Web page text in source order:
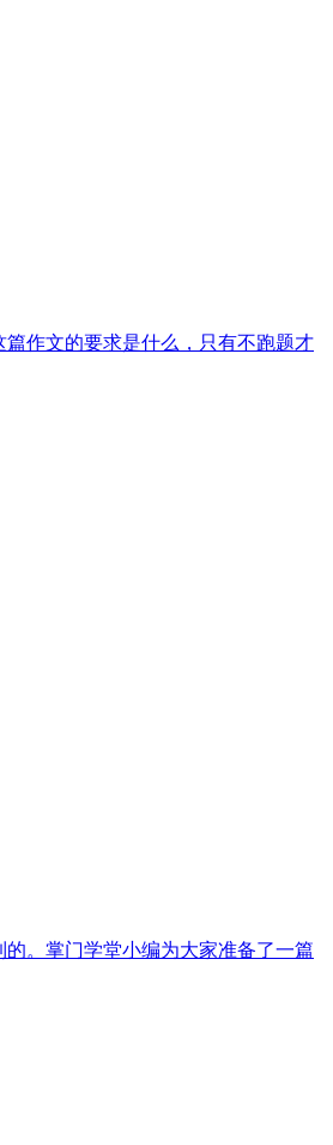
作文的要求是什么，只有不跑题才
。掌门学堂小编为大家准备了一篇